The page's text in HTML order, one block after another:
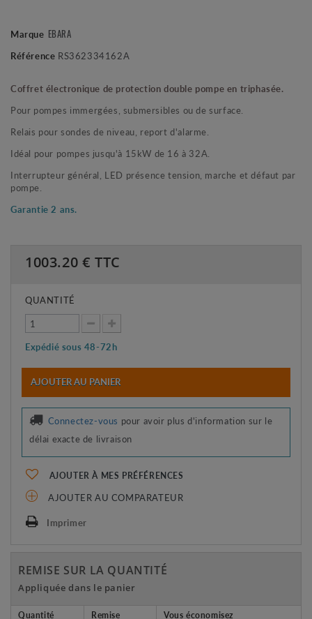
Marque EBARA
Référence RS362334162A
Coffret électronique de protection double pompe en triphasée.
Pour pompes immergées, submersibles ou de surface.
Relais pour sondes de niveau, report d'alarme.
Idéal pour pompes jusqu'à 15kW de 16 à 32A.
Interrupteur général, LED présence tension, marche et défaut par
pompe.
Garantie 2 ans.
1003.20 € TTC
QUANTITÉ
Expédié sous 48-72h
AJOUTER AU PANIER
Connectez-vous pour avoir plus d'information sur le
délai exacte de livraison
AJOUTER À MES PRÉFÉRENCES
AJOUTER AU COMPARATEUR
Imprimer
REMISE SUR LA QUANTITÉ
Appliquée dans le panier
Quantité Remise Vous économisez